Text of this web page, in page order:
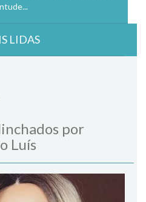
LIDAS
por
Luís